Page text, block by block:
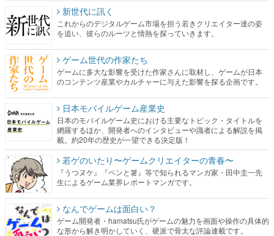
新世代に訊く
これからのデジタルゲーム市場を担う若きクリエイター達の姿
を追い、彼らのルーツと情熱を探っていきます。
ゲーム世代の作家たち
ゲームに多大な影響を受けた作家さんに取材し、ゲームが日本
のコンテンツ産業やカルチャーに与えた影響を探る企画です。
日本モバイルゲーム産業史
日本のモバイルゲーム史における主要なトピック・タイトルを
網羅するほか、開発者へのインタビューや識者による解説を掲
載。約20年の歴史が一望できる決定版！
若ゲのいたり〜ゲームクリエイターの青春〜
『うつヌケ』『ペンと箸』等で知られるマンガ家・田中圭一先
生によるゲーム業界レポートマンガです。
なんでゲームは面白い？
ゲーム開発者・hamatsu氏がゲームの魅力を画面や操作の具体的
な形から解き明かしていく、硬派で骨太な評論連載です。